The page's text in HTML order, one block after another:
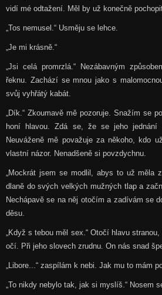
vidí mé odtažení. Měl by už konečně
„Tos nemusel.“ Usměju se lehce.
„Je mi krásně.“
„Jsi celá promrzlá.“ Nezábavným
řeknu. Zachází se mnou jako s
svůj vyhřátý kabát.
„Dík.“ Zkoumavě mě pozoruje. Snažím se
honí hlavou. Zdá se, že se jeho jednání
Neuváženě mě považuje za někoho, kdo
vlastní názor. Nenadšeně si povzdychnu.
„Mockrát jsem se modlil, abys to už měla
dlaně do svých velkých mužných tlap a
Nechápavě se na něj otočím a zadívám se
děsu.
„Když s tebou měl sex.“ Otočí hlavu
očí. Při jeho slovech zrudnu. On nás snad
„Libore...“ zaspílám k nebi. Jak mu to mám
„To nikdy nebylo tak, jak si myslíš.“ Nosem